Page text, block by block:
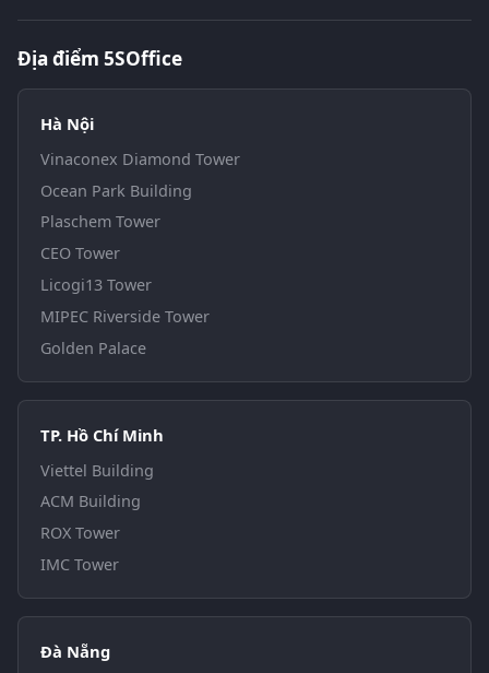
Địa điểm 5SOffice
Hà Nội
Vinaconex Diamond Tower
Ocean Park Building
Plaschem Tower
CEO Tower
Licogi13 Tower
MIPEC Riverside Tower
Golden Palace
TP. Hồ Chí Minh
Viettel Building
ACM Building
ROX Tower
IMC Tower
Đà Nẵng